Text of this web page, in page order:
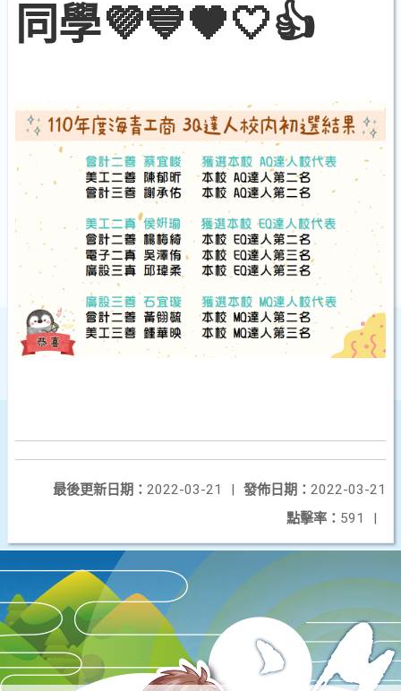
同學💜💙🖤🤍👍
發佈日期： 2022-03-21
最後更新日期： 2022-03-21
|
點擊率： 591 |